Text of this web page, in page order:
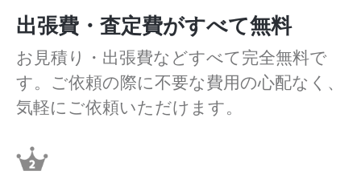
出張費・査定費がすべて無料
お見積り・出張費などすべて完全無料で
す。ご依頼の際に不要な費用の心配なく、
気軽にご依頼いただけます。